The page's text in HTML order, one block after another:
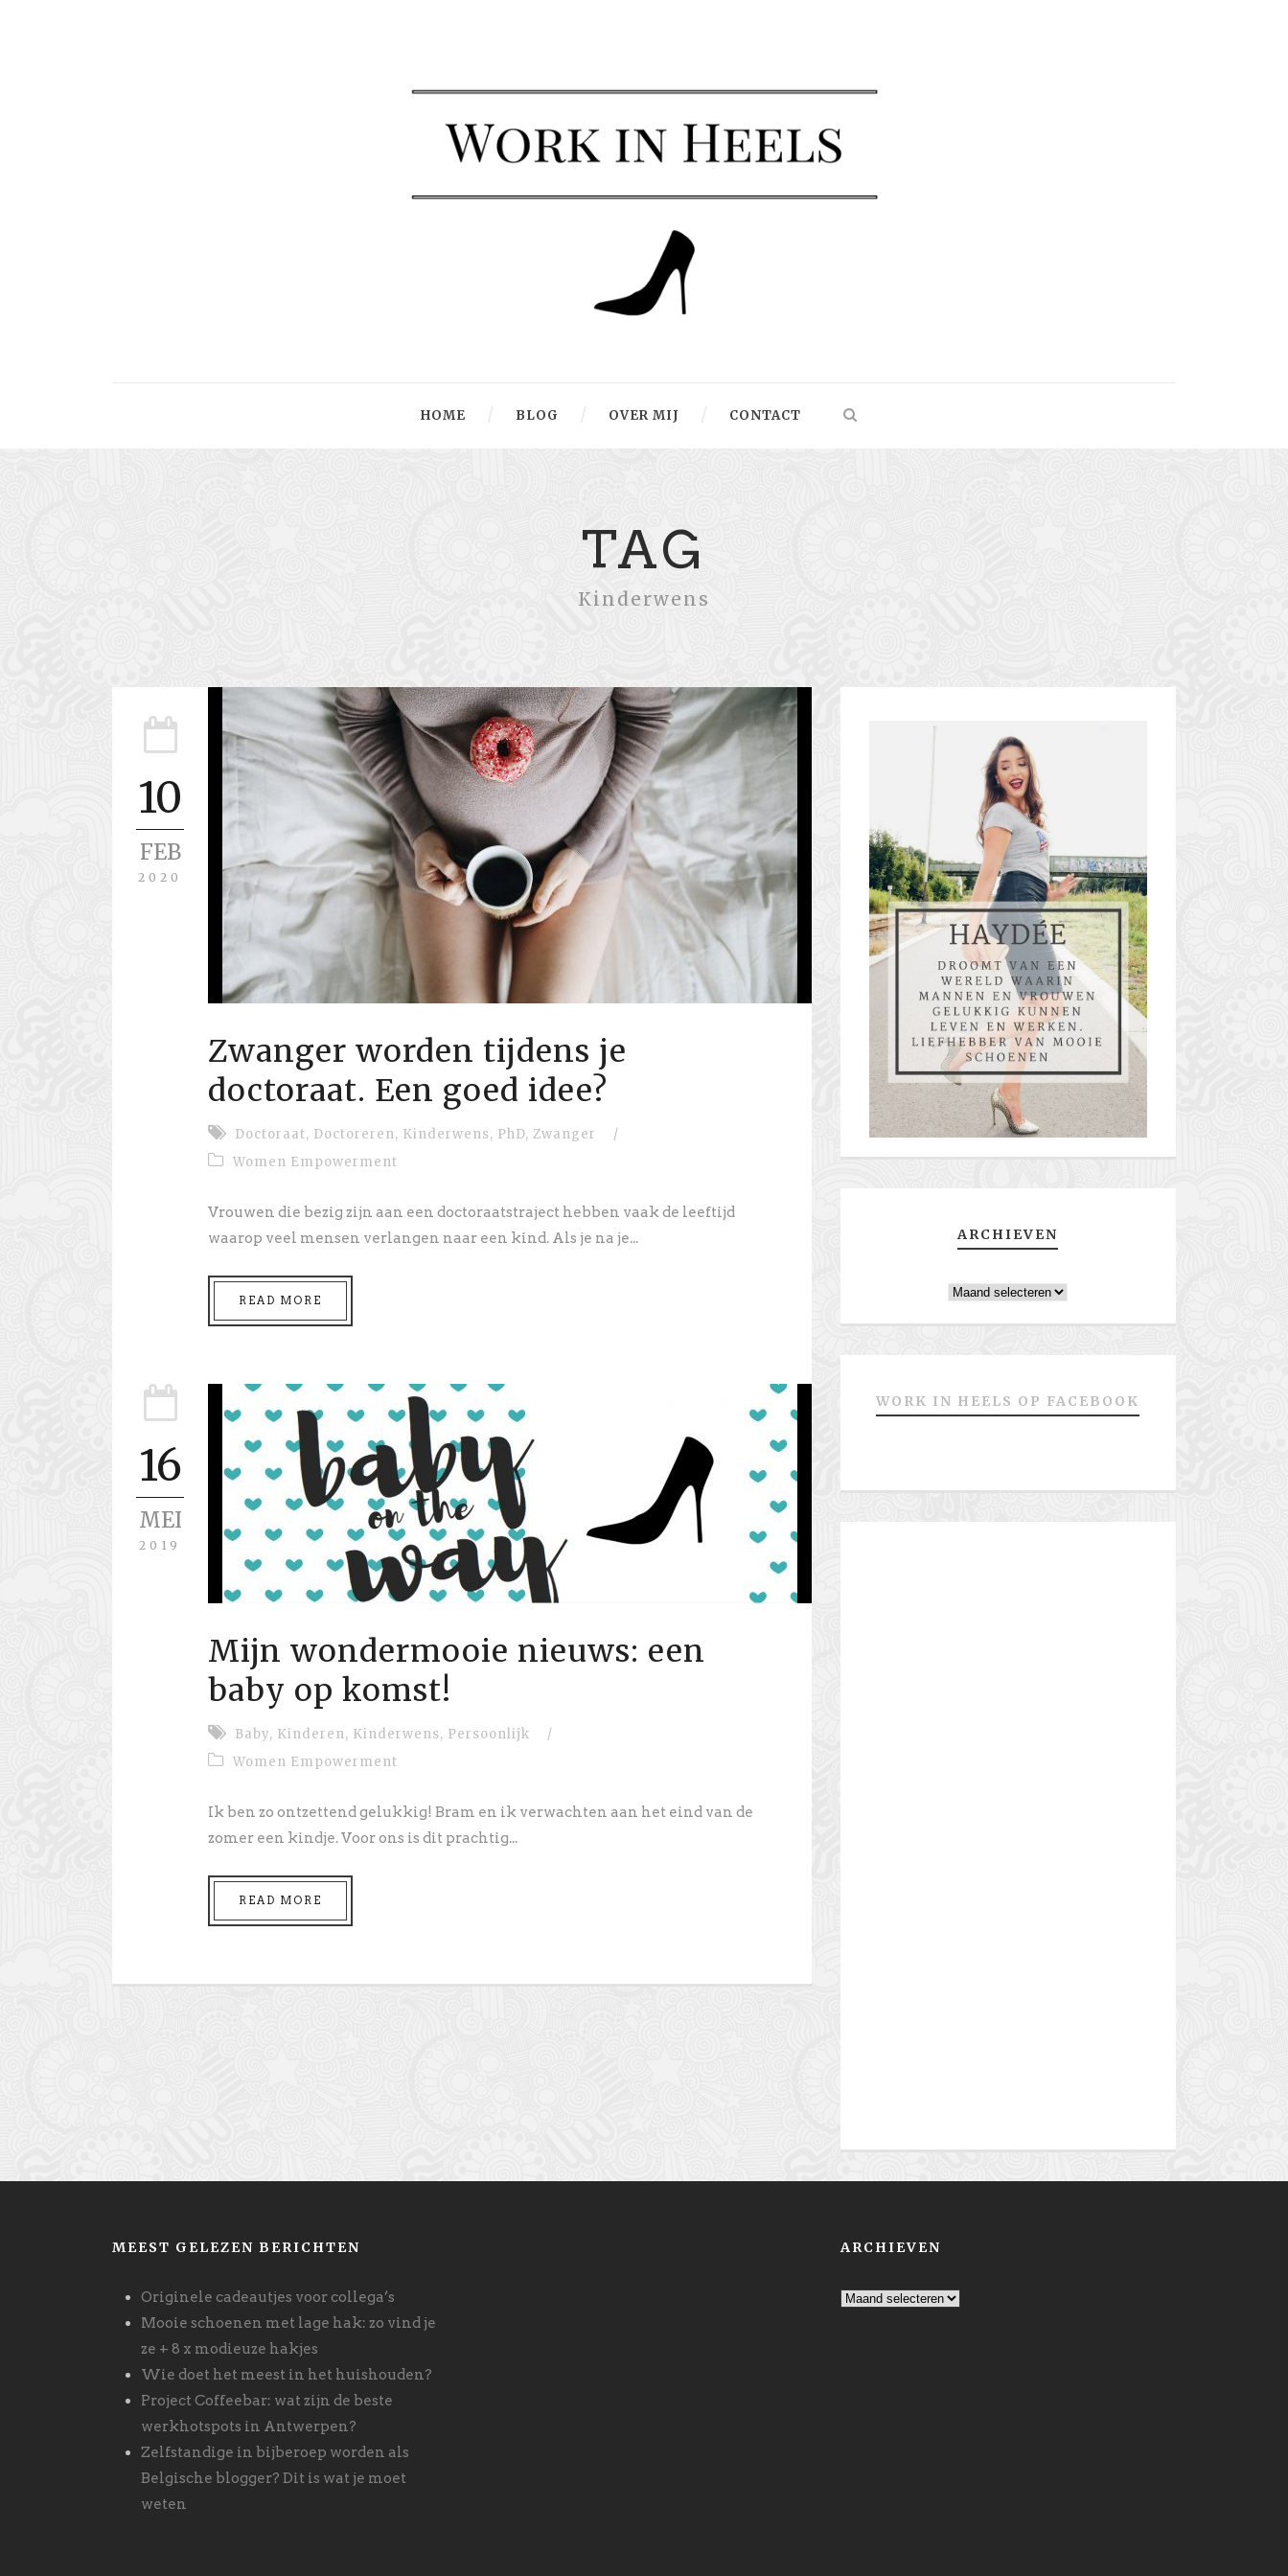
HOME BLOG OVER MIJ CONTACT
TAG
Kinderwens
10
FEB
2020
Zwanger worden tijdens je
doctoraat. Een goed idee?
Doctoraat, Doctoreren, Kinderwens, PhD, Zwanger
/
Women Empowerment
Vrouwen die bezig zijn aan een doctoraatstraject hebben vaak de leeftijd
waarop veel mensen verlangen naar een kind. Als je na je...
READ MORE
16
MEI
2019
Mijn wondermooie nieuws: een
baby op komst!
Baby, Kinderen, Kinderwens, Persoonlijk
/
Women Empowerment
Ik ben zo ontzettend gelukkig! Bram en ik verwachten aan het eind van de
zomer een kindje. Voor ons is dit prachtig...
READ MORE
ARCHIEVEN
Archieven
WORK IN HEELS OP FACEBOOK
MEEST GELEZEN BERICHTEN
Originele cadeautjes voor collega’s
Mooie schoenen met lage hak: zo vind je
ze + 8 x modieuze hakjes
Wie doet het meest in het huishouden?
Project Coffeebar: wat zijn de beste
werkhotspots in Antwerpen?
Zelfstandige in bijberoep worden als
Belgische blogger? Dit is wat je moet
weten
ARCHIEVEN
Archieven